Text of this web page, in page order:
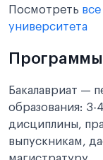
Посмотреть
университета
Программы
Бакалавриат —
образования: 3-
дисциплины,
выпускникам,